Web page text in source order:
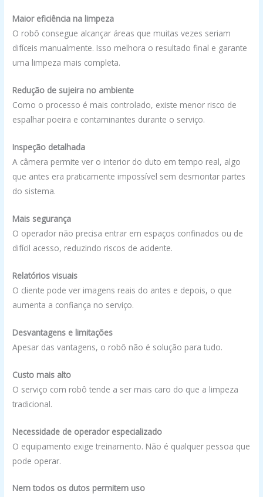
Maior eficiência na limpeza
O robô consegue alcançar áreas que muitas vezes seriam
difíceis manualmente. Isso melhora o resultado final e garante
uma limpeza mais completa.
Redução de sujeira no ambiente
Como o processo é mais controlado, existe menor risco de
espalhar poeira e contaminantes durante o serviço.
Inspeção detalhada
A câmera permite ver o interior do duto em tempo real, algo
que antes era praticamente impossível sem desmontar partes
do sistema.
Mais segurança
O operador não precisa entrar em espaços confinados ou de
difícil acesso, reduzindo riscos de acidente.
Relatórios visuais
O cliente pode ver imagens reais do antes e depois, o que
aumenta a confiança no serviço.
Desvantagens e limitações
Apesar das vantagens, o robô não é solução para tudo.
Custo mais alto
O serviço com robô tende a ser mais caro do que a limpeza
tradicional.
Necessidade de operador especializado
O equipamento exige treinamento. Não é qualquer pessoa que
pode operar.
Nem todos os dutos permitem uso